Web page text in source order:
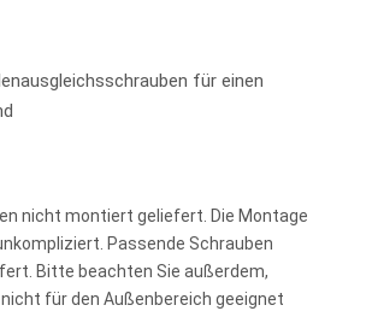
für einen
nicht montiert geliefert. Die Montage
Passende Schrauben
Bitte beachten Sie außerdem,
für den Außenbereich geeignet